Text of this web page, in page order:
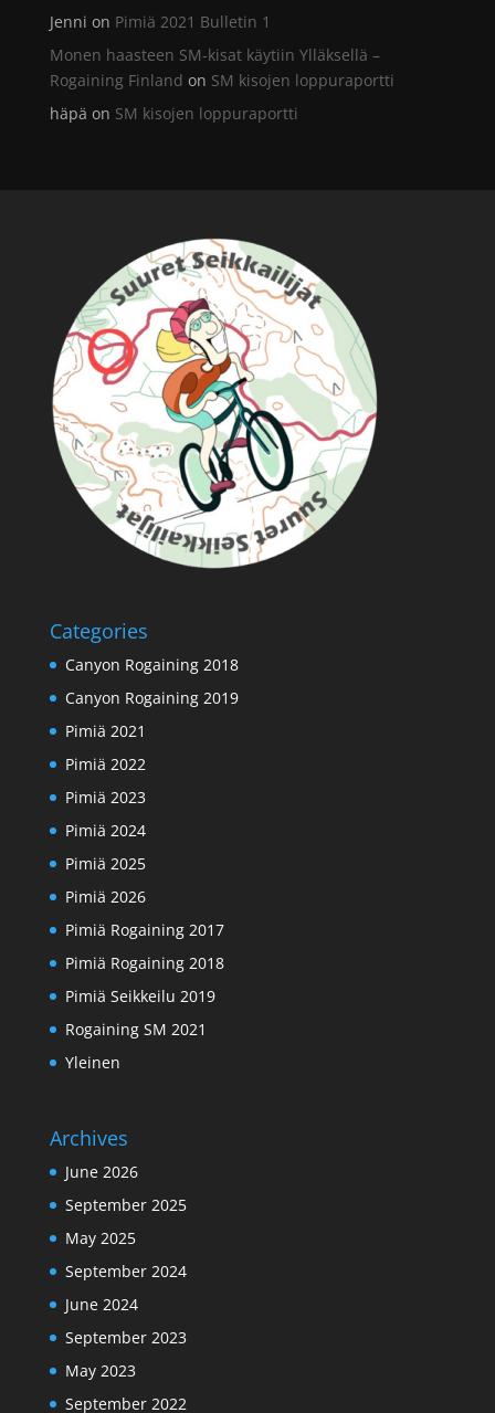
Jenni on Pimiä 2021 Bulletin 1
Monen haasteen SM-kisat käytiin Ylläksellä –
Rogaining Finland on SM kisojen loppuraportti
häpä on SM kisojen loppuraportti
Categories
Canyon Rogaining 2018
Canyon Rogaining 2019
Pimiä 2021
Pimiä 2022
Pimiä 2023
Pimiä 2024
Pimiä 2025
Pimiä 2026
Pimiä Rogaining 2017
Pimiä Rogaining 2018
Pimiä Seikkeilu 2019
Rogaining SM 2021
Yleinen
Archives
June 2026
September 2025
May 2025
September 2024
June 2024
September 2023
May 2023
September 2022